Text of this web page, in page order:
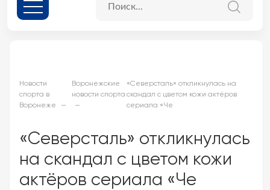
Новости
спорта в
Воронеже
Воронежские
новости спорта
«Северсталь» откликнулась на
скандал с цветом кожи актёров
сериала «Че
«Северсталь» откликнулась
на скандал с цветом кожи
актёров сериала «Че